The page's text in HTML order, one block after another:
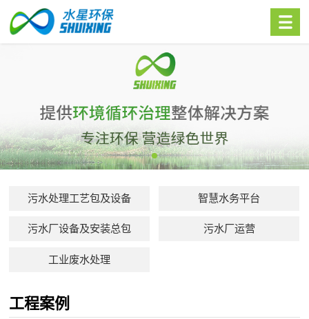
污水处理工艺包及设备 智慧水务平台
污水厂设备及安装总包 污水厂运营
工业废水处理
工程案例